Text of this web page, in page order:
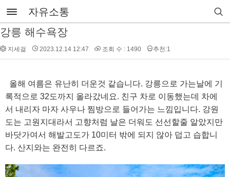
자유소통
강릉 해수욕장
지세걸 2023.12.14 12:47 조회 수 : 1490 추천:1
올해 여름은 유난히 더운것 같습니다. 강릉으로 가는날에 기
록적으로 32도까지 올라갔네요. 친구 차로 이동했는데 차에
서 내리자 마자 사우나 찜방으로 들어가는 느낌입니다. 강원
도는 고원지대라서 고향처럼 날은 더워도 선선할줄 알았지만
바닷가여서 해발고도가 10미터 밖에 되지 않아 덥고 습합니
다. 산지와는 완전히 다르죠.